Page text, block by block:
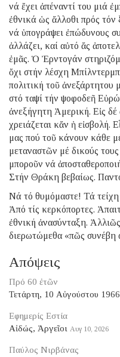
νά ἔχει ἀπέναντί του μιά
ἐθνικά ὡς ἄλλοθι πρός
νά ὑπογράψει ἐπώδυνους
ἀλλάζει, καί αὐτό ἄς
ἐμᾶς. Ὁ Ἐρντογάν
ὄχι στήν λέσχη
πολιτική τοῦ ἀνεξάρτητου
στό ταψί τήν ψοφοδεῆ
ἀνεξήγητη Ἀμερική. Εἰς
χρειάζεται κἄν ἡ εἰσβολή.
μας πού τοῦ κάνουν κάθε
μεταναστῶν μέ δικούς
μποροῦν νά
Στήν Θράκη βεβαίως.
Νά τό θυμόμαστε! Τά
Ἀπό τίς κερκόπορτες.
ἐθνική ἀνασύνταξη.
διερωτώμεθα «πῶς συνέβη
Απόψεις
Πρό 60 ἐτῶν
Τετάρτη, 10 Αὐγούστου 1966
Εφημερίς Εστία
Αἰδώς, Ἀργεῖοι Αυγ 10, 2026
Παύλος Νιρβάνας